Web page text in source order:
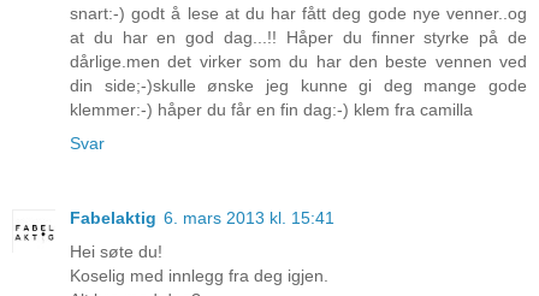
snart:-) godt å lese at du har fått deg gode nye venner..og
at du har en god dag...!! Håper du finner styrke på de
dårlige.men det virker som du har den beste vennen ved
din side;-)skulle ønske jeg kunne gi deg mange gode
klemmer:-) håper du får en fin dag:-) klem fra camilla
Svar
Fabelaktig 6. mars 2013 kl. 15:41
Hei søte du!
Koselig med innlegg fra deg igjen.